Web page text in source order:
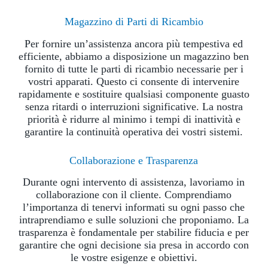
Magazzino di Parti di Ricambio
Per fornire un’assistenza ancora più tempestiva ed
efficiente, abbiamo a disposizione un magazzino ben
fornito di tutte le parti di ricambio necessarie per i
vostri apparati. Questo ci consente di intervenire
rapidamente e sostituire qualsiasi componente guasto
senza ritardi o interruzioni significative. La nostra
priorità è ridurre al minimo i tempi di inattività e
garantire la continuità operativa dei vostri sistemi.
Collaborazione e Trasparenza
Durante ogni intervento di assistenza, lavoriamo in
collaborazione con il cliente. Comprendiamo
l’importanza di tenervi informati su ogni passo che
intraprendiamo e sulle soluzioni che proponiamo. La
trasparenza è fondamentale per stabilire fiducia e per
garantire che ogni decisione sia presa in accordo con
le vostre esigenze e obiettivi.